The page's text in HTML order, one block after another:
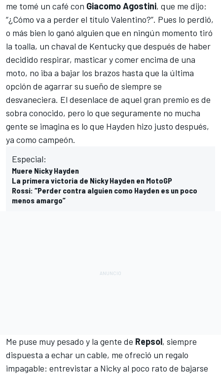
me tomé un café con Giacomo Agostini, que me dijo:
“¿Cómo va a perder el título Valentino?”. Pues lo perdió,
o más bien lo ganó alguien que en ningún momento tiró
la toalla, un chaval de Kentucky que después de haber
decidido respirar, masticar y comer encima de una
moto, no iba a bajar los brazos hasta que la última
opción de agarrar su sueño de siempre se
desvaneciera. El desenlace de aquel gran premio es de
sobra conocido, pero lo que seguramente no mucha
gente se imagina es lo que Hayden hizo justo después,
ya como campeón.
Especial:
Muere Nicky Hayden
La primera victoria de Nicky Hayden en MotoGP
Rossi: “Perder contra alguien como Hayden es un poco
menos amargo”
Me puse muy pesado y la gente de Repsol, siempre
dispuesta a echar un cable, me ofreció un regalo
impagable: entrevistar a Nickyal poco rato de bajarse